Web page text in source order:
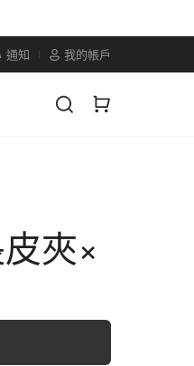
通知 我的帳戶
夾×